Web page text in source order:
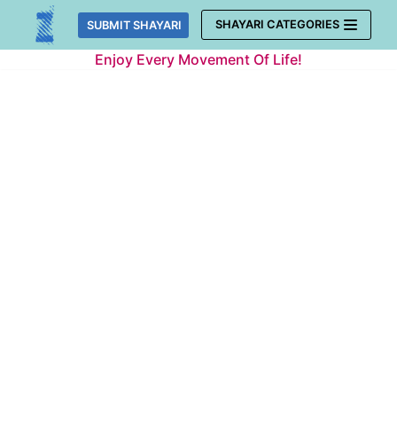
Skip
SUBMIT SHAYARI SHAYARI CATEGORIES
Enjoy Every Movement Of Life!